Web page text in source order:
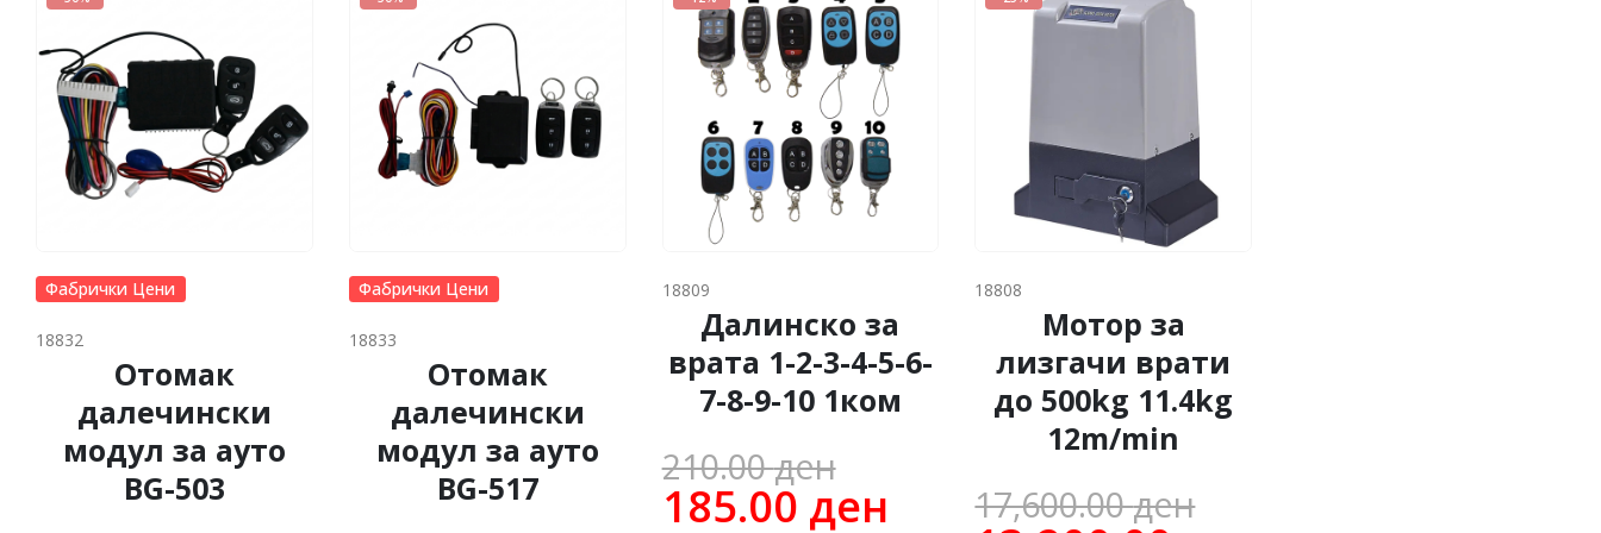
Фабрички Цени
18832
Отомак
далечински
модул за ауто
BG-503
Фабрички Цени
18833
Отомак
далечински
модул за ауто
BG-517
18809
Далинско за
врата 1-2-3-4-5-6-
7-8-9-10 1ком
210.00ден
price
185.00 ден Current
18808
Мотор за
лизгачи врати
до 500kg 11.4kg
12m/min
17,600.00ден